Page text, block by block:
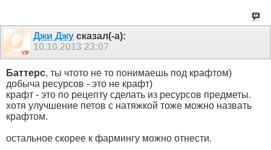
Джи Джу сказал(-а):
10.10.2013 23:07
Баттерс, ты чтото не то понимаешь под крафтом)
добыча ресурсов - это не крафт)
крафт - это по рецепту сделать из ресурсов предметы.
хотя улучшение петов с натяжкой тоже можно назвать
крафтом.
остальное скорее к фармингу можно отнести.